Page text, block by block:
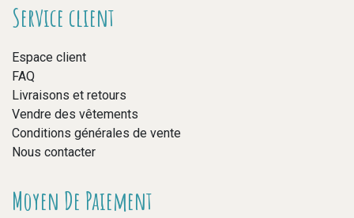
Service client
Espace client
FAQ
Livraisons et retours
Vendre des vêtements
Conditions générales de vente
Nous contacter
Moyen De Paiement